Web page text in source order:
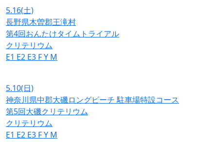
5.16(土)
長野県木曽郡王滝村
第4回おんたけタイムトライアル
クリテリウム
E1 E2 E3 FY M
5.10(日)
神奈川県中郡大磯ロングビーチ 駐車場特設コース
第5回大磯クリテリウム
クリテリウム
E1 E2 E3 FY M